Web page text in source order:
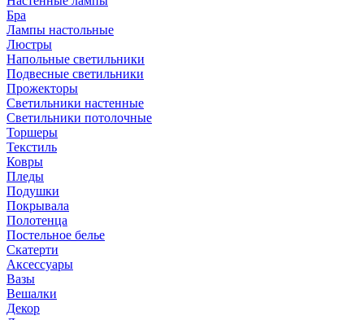
Бра
Лампы настольные
Люстры
Напольные светильники
Подвесные светильники
Прожекторы
Светильники настенные
Светильники потолочные
Торшеры
Текстиль
Ковры
Пледы
Подушки
Покрывала
Полотенца
Постельное белье
Скатерти
Аксессуары
Вазы
Вешалки
Декор